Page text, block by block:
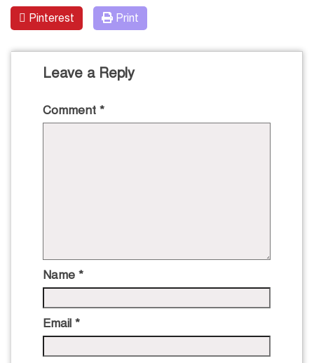
Pinterest Print
Leave a Reply
Comment *
Name *
Email *